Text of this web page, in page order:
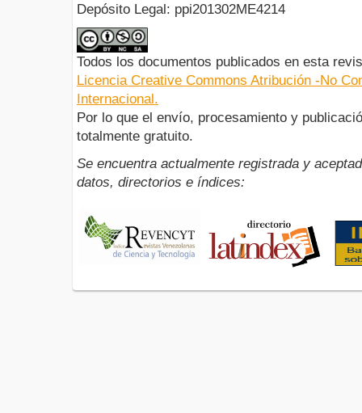
Depósito Legal: ppi201302ME4214
Todos los documentos publicados en esta
Licencia Creative Commons Atribución -No
Internacional.
Por lo que el envío, procesamiento y
totalmente gratuito.
Se encuentra actualmente registrada y
datos, directorios e índices: